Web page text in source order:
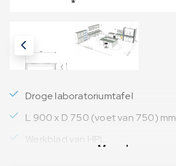
Droge laboratoriumtafel
L 900 x D 750 (voet van 750) mm
Werkblad van HPL
Meer lezen